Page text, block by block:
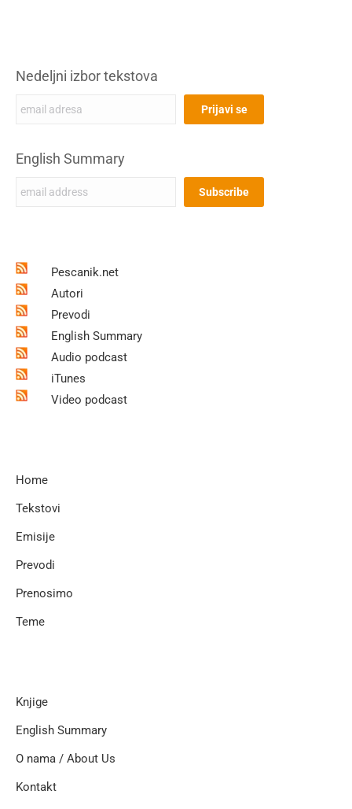
Nedeljni izbor tekstova
English Summary
Pescanik.net
Autori
Prevodi
English Summary
Audio podcast
iTunes
Video podcast
Home
Tekstovi
Emisije
Prevodi
Prenosimo
Teme
Knjige
English Summary
O nama / About Us
Kontakt